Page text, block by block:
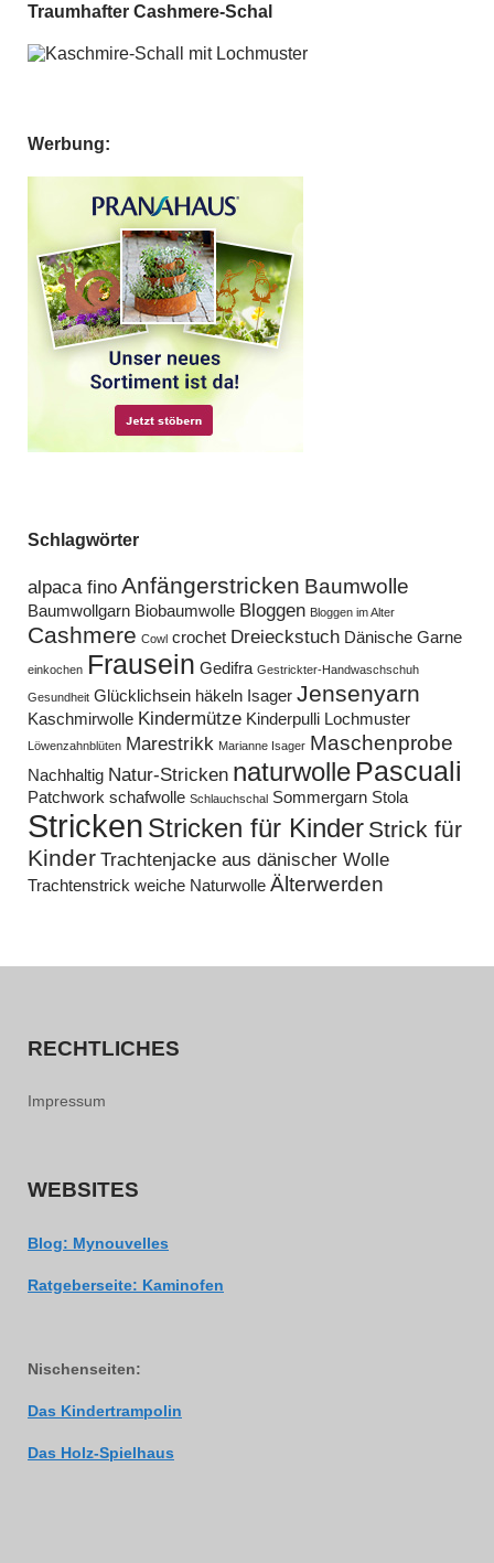
Traumhafter Cashmere-Schal
Werbung:
Schlagwörter
alpaca fino Anfängerstricken Baumwolle
Baumwollgarn Biobaumwolle Bloggen Bloggen im Alter
Cashmere Cowl crochet Dreieckstuch Dänische Garne
einkochen Frausein Gedifra Gestrickter-Handwaschschuh
Gesundheit Glücklichsein häkeln Isager Jensenyarn
Kaschmirwolle Kindermütze Kinderpulli Lochmuster
Löwenzahnblüten Marestrikk Marianne Isager Maschenprobe
Nachhaltig Natur-Stricken naturwolle Pascuali
Patchwork schafwolle Schlauchschal Sommergarn Stola
Stricken Stricken für Kinder Strick für
Kinder Trachtenjacke aus dänischer Wolle
Trachtenstrick weiche Naturwolle Älterwerden
RECHTLICHES
Impressum
WEBSITES
Blog: Mynouvelles
Ratgeberseite: Kaminofen
Nischenseiten:
Das Kindertrampolin
Das Holz-Spielhaus